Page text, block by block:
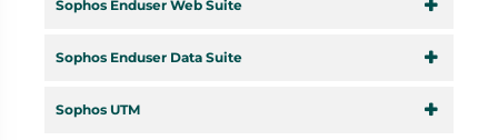
Sophos Enduser Web Suite
Sophos Enduser Data Suite
Sophos UTM